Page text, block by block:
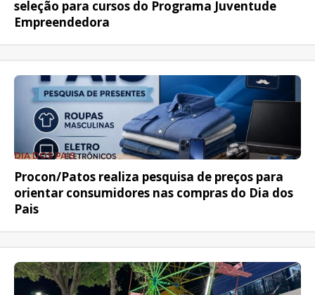
seleção para cursos do Programa Juventude
Empreendedora
DIA DOS PAIS
Procon/Patos realiza pesquisa de preços para
orientar consumidores nas compras do Dia dos
Pais